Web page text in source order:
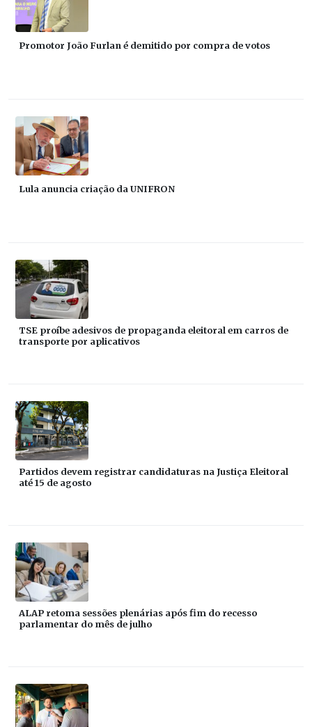
Promotor João Furlan é demitido por compra de votos
Lula anuncia criação da UNIFRON
TSE proíbe adesivos de propaganda eleitoral em carros de
transporte por aplicativos
Partidos devem registrar candidaturas na Justiça Eleitoral
até 15 de agosto
ALAP retoma sessões plenárias após fim do recesso
parlamentar do mês de julho